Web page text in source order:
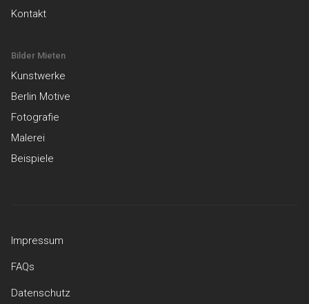
Kontakt
Bilder Mieten
Kunstwerke
Berlin Motive
Fotografie
Malerei
Beispiele
Impressum
FAQs
Datenschutz